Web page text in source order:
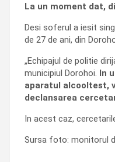
La un moment dat,
Desi soferul a iesit
de 27 de ani, din
„Echipajul de politie
municipiul Dorohoi. In
aparatul alcooltest,
declansarea
In acest caz,
Sursa foto: monitorul